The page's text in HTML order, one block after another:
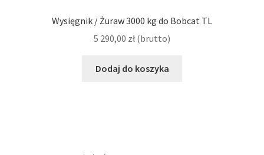
Wysięgnik / Żuraw 3000 kg do Bobcat TL
5 290,00 zł(brutto)
Dodaj do koszyka